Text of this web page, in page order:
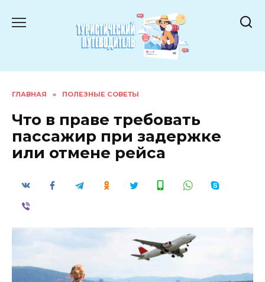
ГЛАВНАЯ » ПОЛЕЗНЫЕ СОВЕТЫ
Что в праве требовать
пассажир при задержке
или отмене рейса